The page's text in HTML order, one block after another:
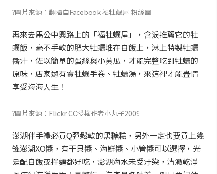
?圖片來源：翻攝自Facebook 福牡蠣屋 粉絲團
再來去馬公中興路上的「福牡蠣屋」，含淚推薦它的牡
蠣飯，毫不手軟的肥大牡蠣堆在白飯上，淋上特製牡蠣
醬汁，佐以簡單的蛋絲與小黃瓜，才能完整吃到牡蠣的
原味，店家還有賣牡蠣手卷、牡蠣湯，來這裡才能盡情
享受海海人生！
?圖片來源：Flickr CC授權作者小丸子2009
澎湖伴手禮必買Q彈鬆軟的黑糖糕，另外一定也要買上幾
罐澎湖XO醬，有干貝醬、海鮮醬、小管醬可以選擇，光
是配白飯或拌麵都好吃，澎湖海水未受汙染，清澈乾淨